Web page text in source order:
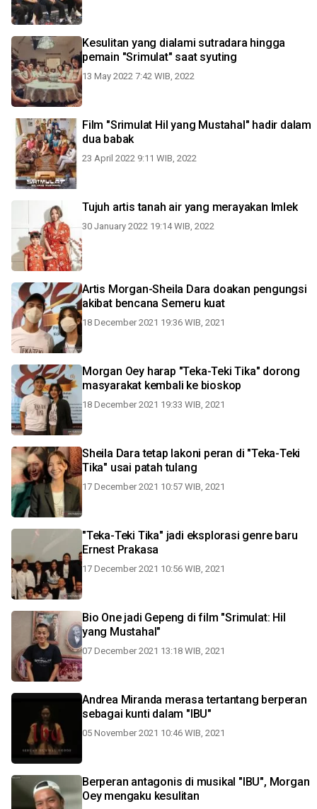
Kesulitan yang dialami sutradara hingga
pemain "Srimulat" saat syuting
13 May 2022 7:42 WIB, 2022
Film "Srimulat Hil yang Mustahal" hadir dalam
dua babak
23 April 2022 9:11 WIB, 2022
Tujuh artis tanah air yang merayakan Imlek
30 January 2022 19:14 WIB, 2022
Artis Morgan-Sheila Dara doakan pengungsi
akibat bencana Semeru kuat
18 December 2021 19:36 WIB, 2021
Morgan Oey harap "Teka-Teki Tika" dorong
masyarakat kembali ke bioskop
18 December 2021 19:33 WIB, 2021
Sheila Dara tetap lakoni peran di "Teka-Teki
Tika" usai patah tulang
17 December 2021 10:57 WIB, 2021
"Teka-Teki Tika" jadi eksplorasi genre baru
Ernest Prakasa
17 December 2021 10:56 WIB, 2021
Bio One jadi Gepeng di film "Srimulat: Hil
yang Mustahal"
07 December 2021 13:18 WIB, 2021
Andrea Miranda merasa tertantang berperan
sebagai kunti dalam "IBU"
05 November 2021 10:46 WIB, 2021
Berperan antagonis di musikal "IBU", Morgan
Oey mengaku kesulitan